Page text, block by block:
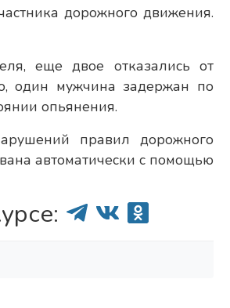
дорожного движения.
еще двое отказались от
один мужчина задержан по
опьянения.
правил дорожного
автоматически с помощью